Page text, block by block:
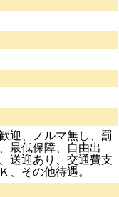
迎、ノルマ無し、罰
最低保障、自由出
送迎あり、交通費支
、その他待遇。